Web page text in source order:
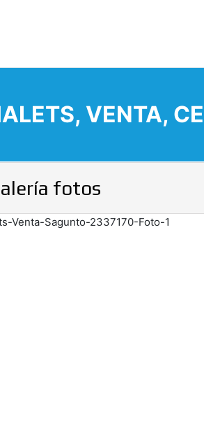
VENTA,
fotos